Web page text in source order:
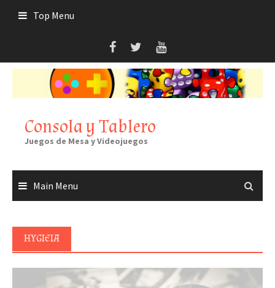
Top Menu
Consola y Tablero
Juegos de Mesa y Videojuegos
Main Menu
HYGIEIA